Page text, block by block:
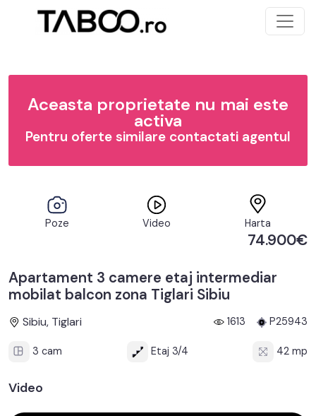
Aceasta proprietate nu mai este
activa
Pentru oferte similare contactati agentul
Poze Video Harta
74.900€
Apartament 3 camere etaj intermediar
mobilat balcon zona Tiglari Sibiu
Sibiu, Tiglari 1613 P25943
3 cam Etaj 3/4 42 mp
Video